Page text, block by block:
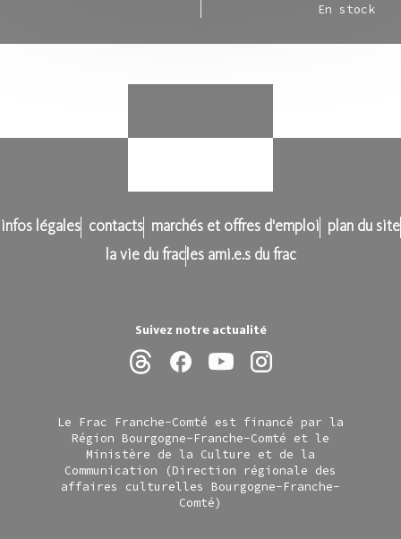
Suivez notre actualité
En stock
infos légales contacts marchés et offres d'emploi
plan du site
la vie du frac les ami.e.s du frac
Le Frac Franche-Comté est financé par la
Région Bourgogne-Franche-Comté et le
Ministère de la Culture et de la
Communication (Direction régionale des
affaires culturelles Bourgogne-Franche-
Comté)